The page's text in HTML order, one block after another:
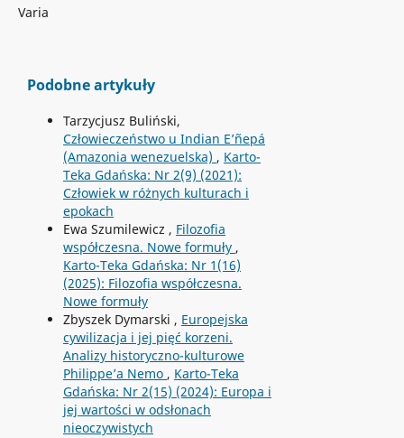
Varia
Podobne artykuły
Tarzycjusz Buliński,
Człowieczeństwo u Indian E’ñepá
(Amazonia wenezuelska) , Karto-
Teka Gdańska: Nr 2(9) (2021):
Człowiek w różnych kulturach i
epokach
Ewa Szumilewicz , Filozofia
współczesna. Nowe formuły ,
Karto-Teka Gdańska: Nr 1(16)
(2025): Filozofia współczesna.
Nowe formuły
Zbyszek Dymarski , Europejska
cywilizacja i jej pięć korzeni.
Analizy historyczno-kulturowe
Philippe’a Nemo , Karto-Teka
Gdańska: Nr 2(15) (2024): Europa i
jej wartości w odsłonach
nieoczywistych